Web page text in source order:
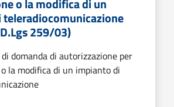
259/03)
domanda di autorizzazione per
la modifica di un impianto di